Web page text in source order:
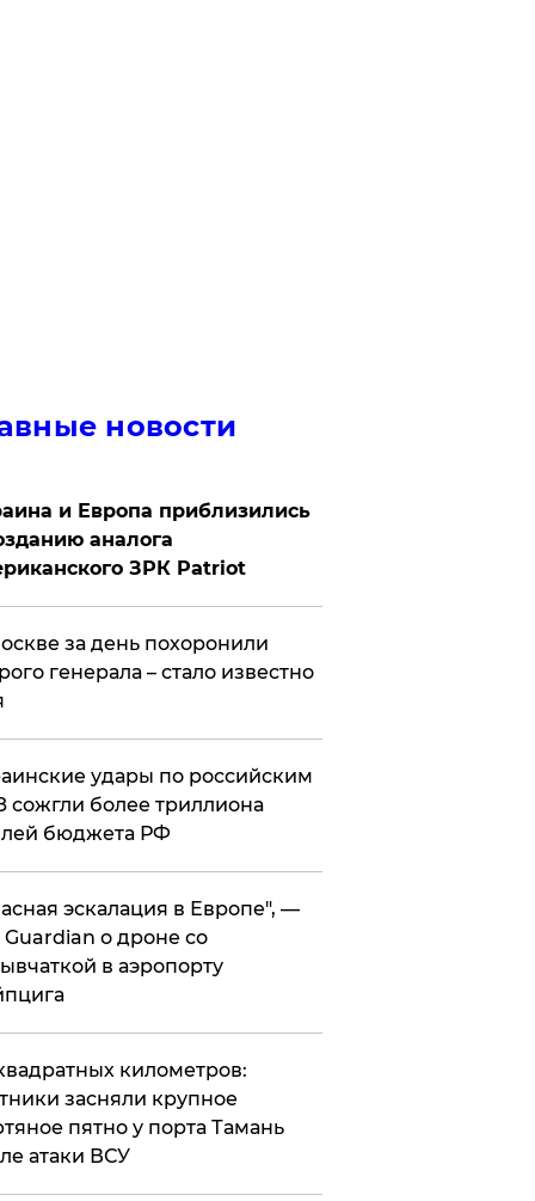
новости
и Европа приблизились
аналога
ЗРК Patriot
за день похоронили
генерала – стало известно
удары по российским
сожгли более триллиона
бюджета РФ
эскалация в Европе", —
Guardian о дроне со
в аэропорту
километров:
засняли крупное
пятно у порта Тамань
атаки ВСУ